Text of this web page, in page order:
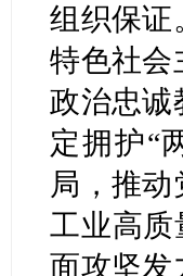
组织保证
特色社会
政治忠诚
定拥护“
局，推
工业高质
面攻坚发